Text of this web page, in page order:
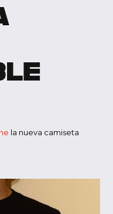
la nueva camiseta